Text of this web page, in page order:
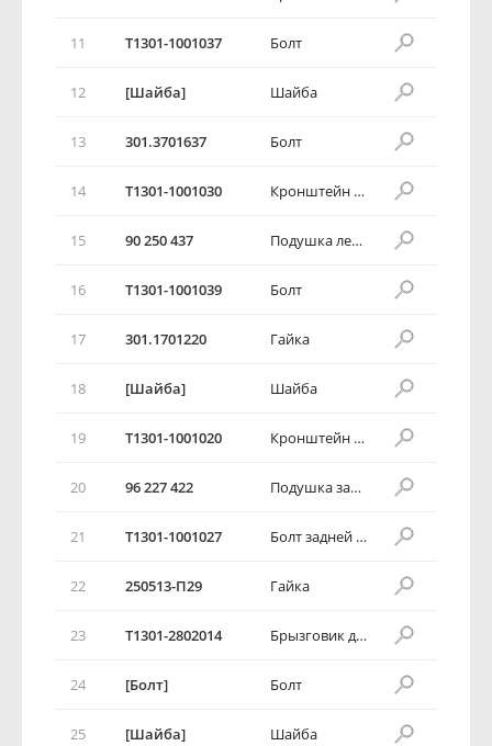
11 T1301-1001037 Болт
12 [Шайба] Шайба
13 301.3701637 Болт
14 T1301-1001030 Кронштейн левой опоры
15 90 250 437 Подушка левая
16 T1301-1001039 Болт
17 301.1701220 Гайка
18 [Шайба] Шайба
19 T1301-1001020 Кронштейн задней опоры
20 96 227 422 Подушка задняя
21 T1301-1001027 Болт задней опоры
22 250513-П29 Гайка
23 T1301-2802014 Брызговик двигателя правый
24 [Болт] Болт
25 [Шайба] Шайба